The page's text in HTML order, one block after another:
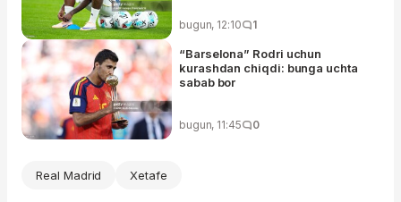
bugun, 12:10 1
“Barselona” Rodri uchun
kurashdan chiqdi: bunga uchta
sabab bor
bugun, 11:45 0
Real Madrid Xetafe